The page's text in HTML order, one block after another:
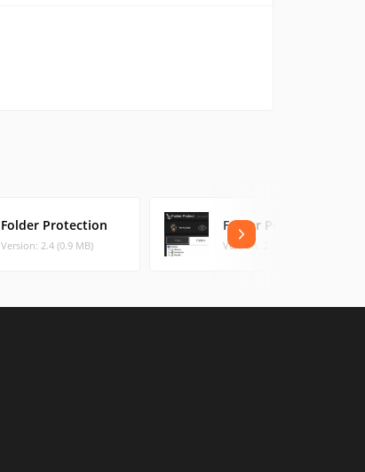
Folder Protection
Version: 2.4 (0.9 MB)
Folder Protect
Version: 2.1.0 (5.01 MB)